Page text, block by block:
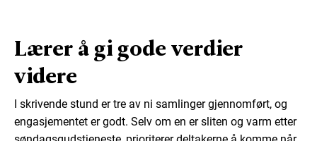
Lærer å gi gode verdier
videre
I skrivende stund er tre av ni samlinger gjennomført, og
engasjementet er godt. Selv om en er sliten og varm etter